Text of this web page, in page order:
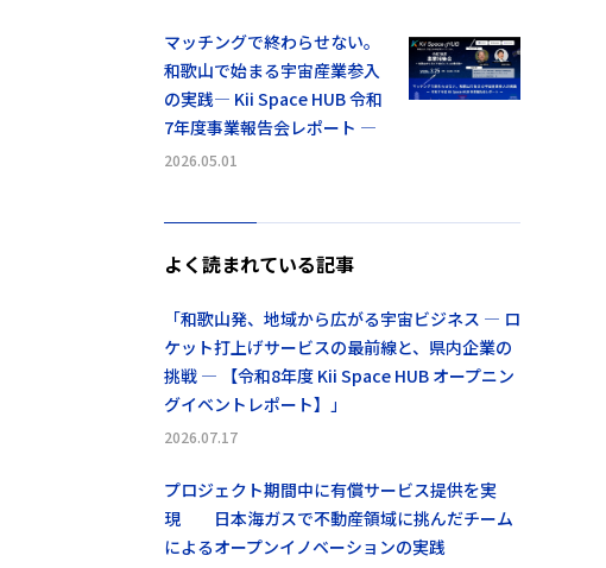
マッチングで終わらせない。
和歌山で始まる宇宙産業参入
の実践― Kii Space HUB 令和
7年度事業報告会レポート ―
2026.05.01
よく読まれている記事
「和歌山発、地域から広がる宇宙ビジネス ― ロ
ケット打上げサービスの最前線と、県内企業の
挑戦 ― 【令和8年度 Kii Space HUB オープニン
グイベントレポート】」
2026.07.17
プロジェクト期間中に有償サービス提供を実
現 日本海ガスで不動産領域に挑んだチーム
によるオープンイノベーションの実践